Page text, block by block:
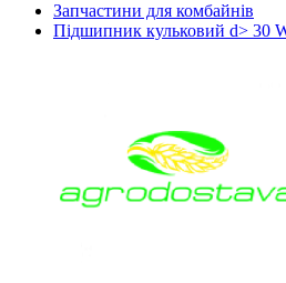
Запчастини для комбайнів
Підшипник кульковий d> 30